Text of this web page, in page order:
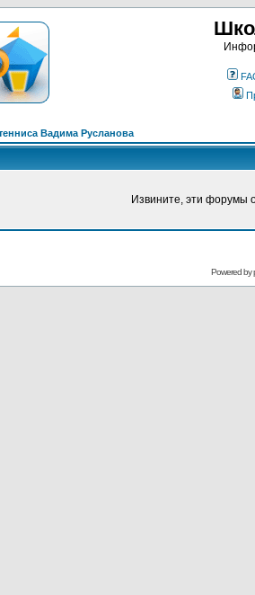
Вадима Русланова
Извините, эти форумы
Powered by